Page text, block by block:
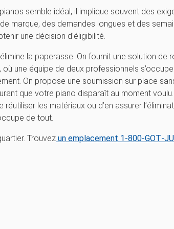
semble idéal, il implique souvent des
marque, des demandes longues et des
une décision d'éligibilité.
élimine la paperasse. On fournit une solution de
une équipe de deux professionnels
On propose une soumission sur place
que votre piano disparaît au moment voulu.
les matériaux ou d’en assurer
de tout.
Trouvez un emplacement